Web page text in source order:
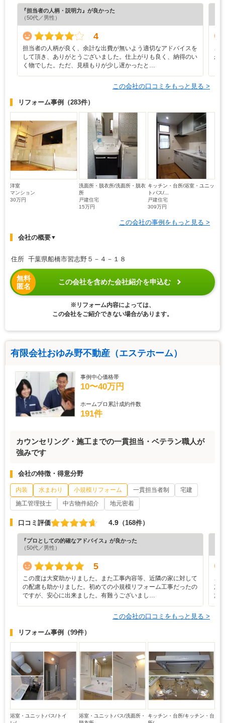
『担当者の人柄・説明力』が良かった
（50代／男性）
4
担当者の人柄が良く、余計な出費が無いよう適切なアドバイスを
して頂き、ありがとうございました。仕上がりも良く、納得のい
く物でした。ただ、見積もりが少し遅かったと…
が
この会社の口コミをもっと見る >
リフォーム事例 （283件）
洋室
マンション
30万円
洗面所・脱衣所/洗面所・脱衣
所
戸建住宅
15万円
キッチン・台所/浴室・ユニッ
トバス/...
戸建住宅
309万円
この会社の事例をもっと見る >
会社の概要▼
住所 千葉県船橋市習志野５－４－１８
無料
匿名
この会社を含めた会社紹介を申込む
※リフォーム内容によっては、
この会社をご紹介できない場合があります。
有限会社おゆみ野不動産（エステホーム）
事例中心価格帯
10〜40万円
ホームプロ累計成約件数
191件
カウンセリング・施工までの一貫担当・ベテラン職人が
強みです
会社の特徴・得意分野
内装 水まわり 小規模リフォーム 一貫担当者制
宅建
施工管理技士
中古物件紹介 地元密着
口コミ評価 4.9 （168件）
『プロとしての的確なアドバイス』が良かった
（50代／男性）
5
この度は大変助かりました。また工事内容等、近隣の家に対して
の配慮も助かりました。初めての小規模リフォーム工事だったの
ですが、安心に出来ました。有難うございまし…
こ
加
施
この会社の口コミをもっと見る >
リフォーム事例 （99件）
浴室・ユニットバス/トイ
浴室・ユニットバス/洗面所・
キッチン・台所/キッチン・台